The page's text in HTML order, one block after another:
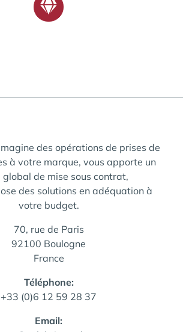
des opérations de prises de
à votre marque, vous apporte un
global de mise sous contrat,
des solutions en adéquation à
votre budget.
70, rue de Paris
92100 Boulogne
France
Téléphone:
+33 (0)6 12 59 28 37
Email: